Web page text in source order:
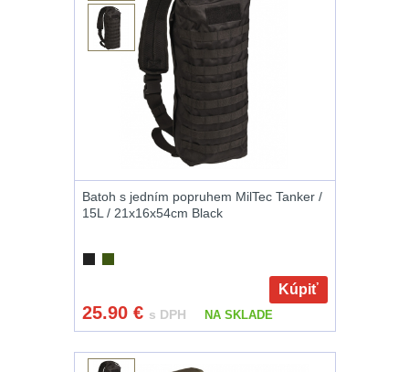
(7.62mm)11
12GA, 20GA14
.40 .4111
.44 .4512
.357 .38 (9mm)
19119
Batoh s jedním popruhem MilTec Tanker /
15L / 21x16x54cm Black
Kúpiť
25.90 € s DPH NA SKLADE